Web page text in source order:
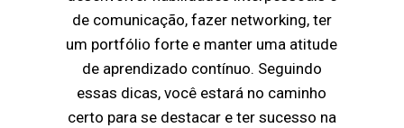
de comunicação, fazer networking, ter
um portfólio forte e manter uma atitude
de aprendizado contínuo. Seguindo
essas dicas, você estará no caminho
certo para se destacar e ter sucesso na